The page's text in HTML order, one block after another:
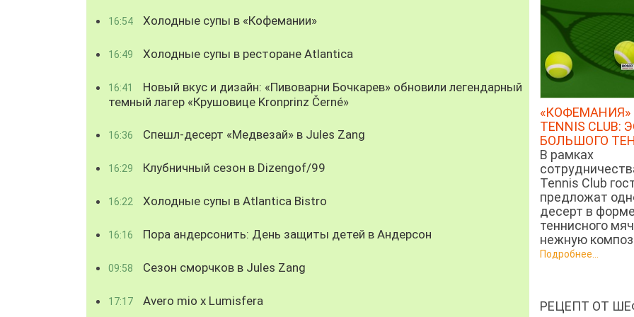
16:54 Холодные супы в «Кофемании»
16:49 Холодные супы в ресторане Atlantica
16:41
Новый вкус и дизайн: «Пивоварни Бочкарев» обновили легендарный
темный лагер «Крушовице Kronprinz Černé»
16:36 Спешл-десерт «Медвезай» в Jules Zang
16:29 Клубничный сезон в Dizengof/99
16:22 Холодные супы в Atlantica Bistro
16:16 Пора андерсонить: День защиты детей в Андерсон
09:58 Сезон сморчков в Jules Zang
17:17 Avero mio x Lumisfera
«КОФЕМАНИЯ»
TENNIS CLUB:
БОЛЬШОГО
В рамках
Tennis Club
предложат
десерт в форме
теннисного
нежную
Подробнее...
РЕЦЕПТ ОТ